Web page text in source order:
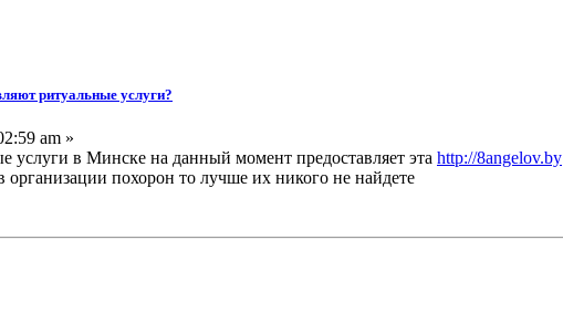
ритуальные услуги?
am »
услуги в Минске на данный момент предоставляет эта http://8angelov.by
организации похорон то лучше их никого не найдете